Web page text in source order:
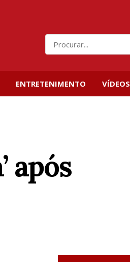
ENTRETENIMENTO VÍDEOS
após